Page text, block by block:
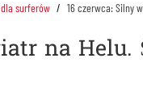
surferów 16 czerwca: Silny
na